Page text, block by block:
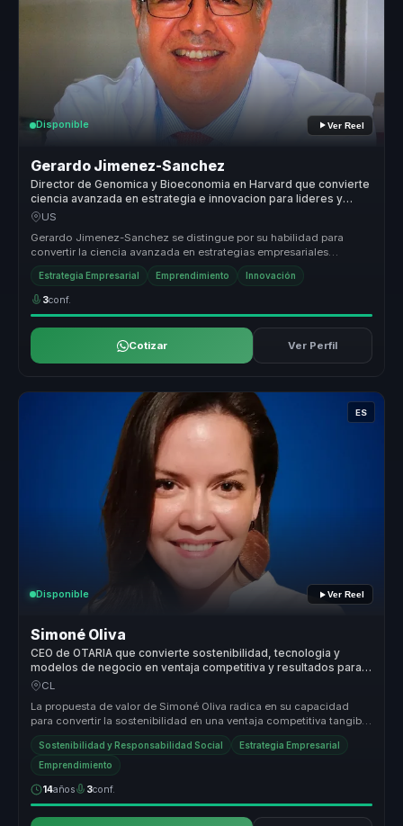
Disponible Ver Reel
Gerardo Jimenez-Sanchez
Director de Genomica y Bioeconomia en Harvard que convierte
ciencia avanzada en estrategia e innovacion para lideres y
empresas.
US
Gerardo Jimenez-Sanchez se distingue por su habilidad para
convertir la ciencia avanzada en estrategias empresariales
efectivas, ofrecien...
Estrategia Empresarial Emprendimiento Innovación
3conf.
Cotizar Ver Perfil
ES
Disponible Ver Reel
Simoné Oliva
CEO de OTARIA que convierte sostenibilidad, tecnologia y
modelos de negocio en ventaja competitiva y resultados para
empresas.
CL
La propuesta de valor de Simoné Oliva radica en su capacidad
para convertir la sostenibilidad en una ventaja competitiva tangible
para la...
Sostenibilidad y Responsabilidad Social Estrategia Empresarial
Emprendimiento
14años 3conf.